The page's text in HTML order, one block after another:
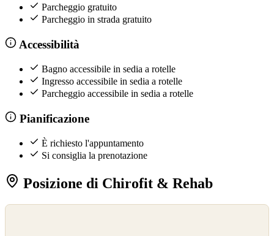
Parcheggio gratuito
Parcheggio in strada gratuito
Accessibilità
Bagno accessibile in sedia a rotelle
Ingresso accessibile in sedia a rotelle
Parcheggio accessibile in sedia a rotelle
Pianificazione
È richiesto l'appuntamento
Si consiglia la prenotazione
Posizione di Chirofit & Rehab